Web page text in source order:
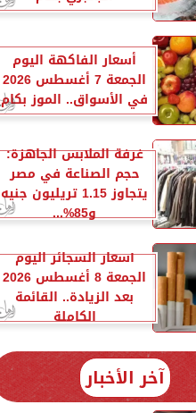
أسعار الفاكهة اليوم
الجمعة 7 أغسطس 2026
في الأسواق.. الموز بكام
غرفة الملابس الجاهزة:
حجم الصناعة في مصر
يتجاوز 1.15 تريليون جنيه
و85%...
أسعار السجائر اليوم
الجمعة 8 أغسطس 2026
بعد الزيادة.. القائمة
الكاملة
آخر الأخبار